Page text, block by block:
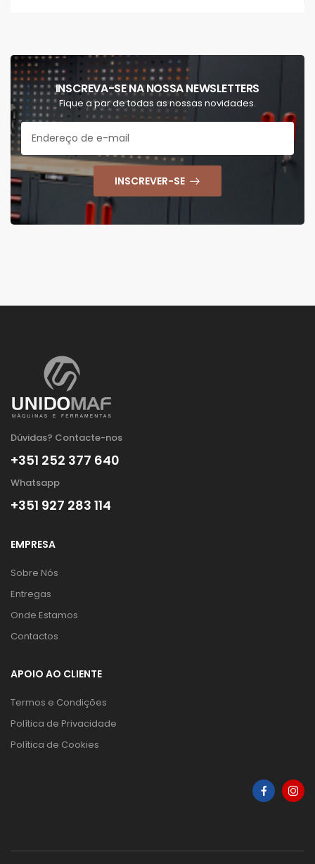
INSCREVA-SE NA NOSSA NEWSLETTERS
Fique a par de todas as nossas novidades.
INSCREVER-SE
Dúvidas? Contacte-nos
+351 252 377 640
Whatsapp
+351 927 283 114
EMPRESA
Sobre Nós
Entregas
Onde Estamos
Contactos
APOIO AO CLIENTE
Termos e Condições
Política de Privacidade
Política de Cookies